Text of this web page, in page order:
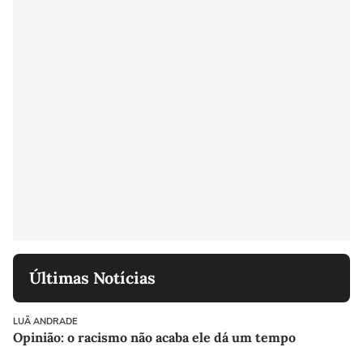
Últimas Notícias
LUÃ ANDRADE
Opinião: o racismo não acaba ele dá um tempo